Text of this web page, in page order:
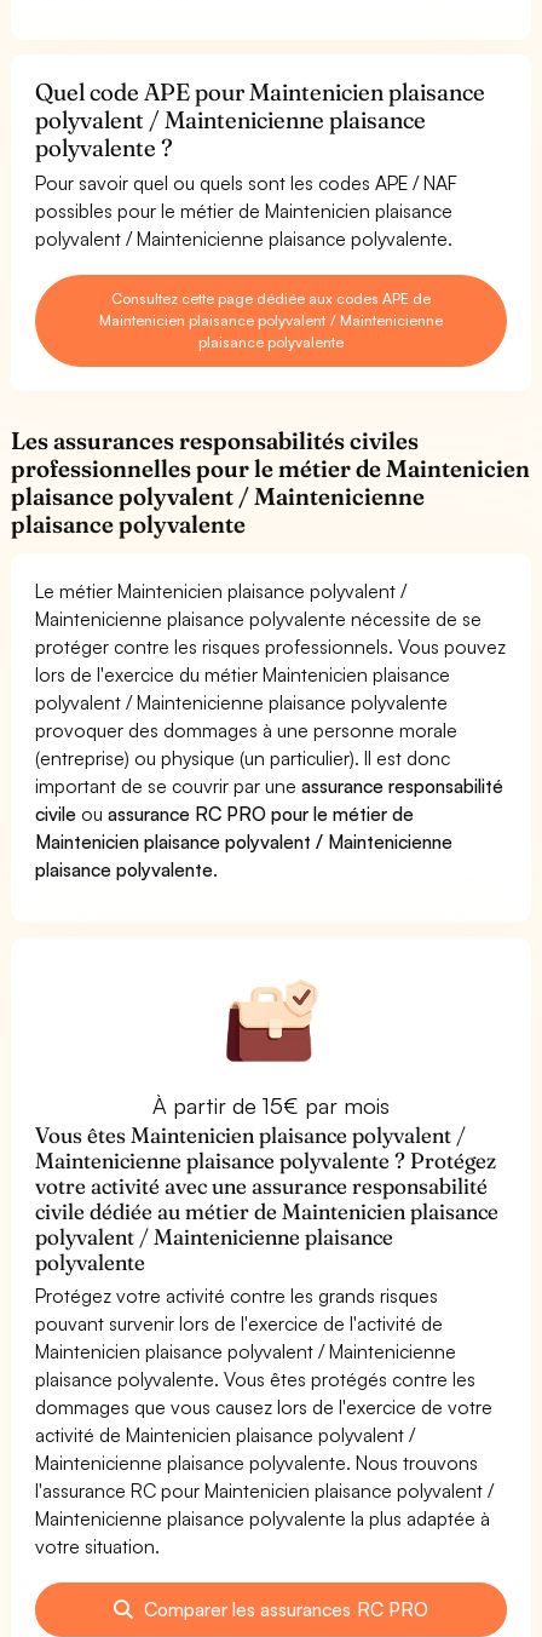
Quel code APE pour Maintenicien plaisance
polyvalent / Maintenicienne plaisance
polyvalente ?
Pour savoir quel ou quels sont les codes APE / NAF
possibles pour le métier de Maintenicien plaisance
polyvalent / Maintenicienne plaisance polyvalente.
Consultez cette page dédiée aux codes APE de
Maintenicien plaisance polyvalent / Maintenicienne
plaisance polyvalente
Les assurances responsabilités civiles
professionnelles pour le métier de Maintenicien
plaisance polyvalent / Maintenicienne
plaisance polyvalente
Le métier Maintenicien plaisance polyvalent /
Maintenicienne plaisance polyvalente nécessite de se
protéger contre les risques professionnels. Vous pouvez
lors de l'exercice du métier Maintenicien plaisance
polyvalent / Maintenicienne plaisance polyvalente
provoquer des dommages à une personne morale
(entreprise) ou physique (un particulier). Il est donc
important de se couvrir par uneassurance responsabilité
civile ouassurance RC PRO pour le métier de
Maintenicien plaisance polyvalent / Maintenicienne
plaisance polyvalente.
À partir de 15€ par mois
Vous êtes Maintenicien plaisance polyvalent /
Maintenicienne plaisance polyvalente ? Protégez
votre activité avec une assurance responsabilité
civile dédiée au métier de Maintenicien plaisance
polyvalent / Maintenicienne plaisance
polyvalente
Protégez votre activité contre les grands risques
pouvant survenir lors de l'exercice de l'activité de
Maintenicien plaisance polyvalent / Maintenicienne
plaisance polyvalente. Vous êtes protégés contre les
dommages que vous causez lors de l'exercice de votre
activité de Maintenicien plaisance polyvalent /
Maintenicienne plaisance polyvalente. Nous trouvons
l'assurance RC pour Maintenicien plaisance polyvalent /
Maintenicienne plaisance polyvalente la plus adaptée à
votre situation.
Comparer les assurances RC PRO